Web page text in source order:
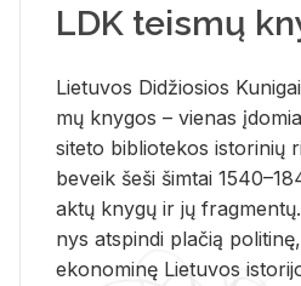
LDK teismų
Lie­tu­vos Di­džio­sios
mų kny­gos – vie­nas
si­te­to bi­b­lio­te­kos is­to­ri­nių
be­veik šeši šim­tai
aktų kny­gų ir jų
nys at­spin­di pla­čią
eko­no­mi­nę Lie­tu­vos